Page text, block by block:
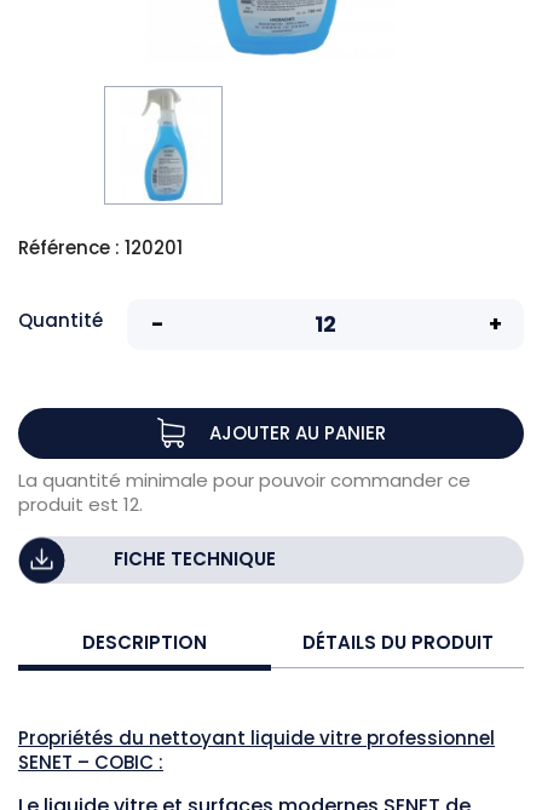
Référence : 120201
Quantité
AJOUTER AU PANIER
La quantité minimale pour pouvoir commander ce
produit est 12.
FICHE TECHNIQUE
DESCRIPTION DÉTAILS DU PRODUIT
Propriétés du nettoyant liquide vitre professionnel
SENET – COBIC :